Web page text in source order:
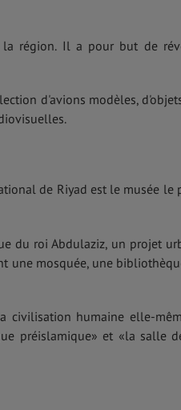
la région. Il a pour but de
d'avions modèles,
de Riyad est le musée le
du roi Abdulaziz, un projet
une mosquée, une
civilisation humaine elle-
préislamique» et «la salle